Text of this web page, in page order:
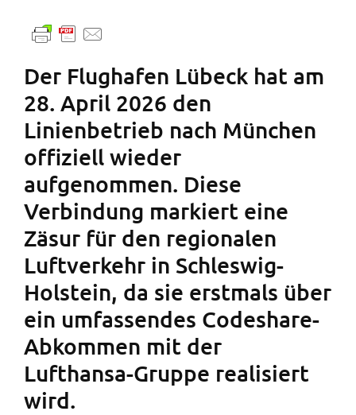
Der Flughafen Lübeck hat am
28. April 2026 den
Linienbetrieb nach München
offiziell wieder
aufgenommen. Diese
Verbindung markiert eine
Zäsur für den regionalen
Luftverkehr in Schleswig-
Holstein, da sie erstmals über
ein umfassendes Codeshare-
Abkommen mit der
Lufthansa-Gruppe realisiert
wird.